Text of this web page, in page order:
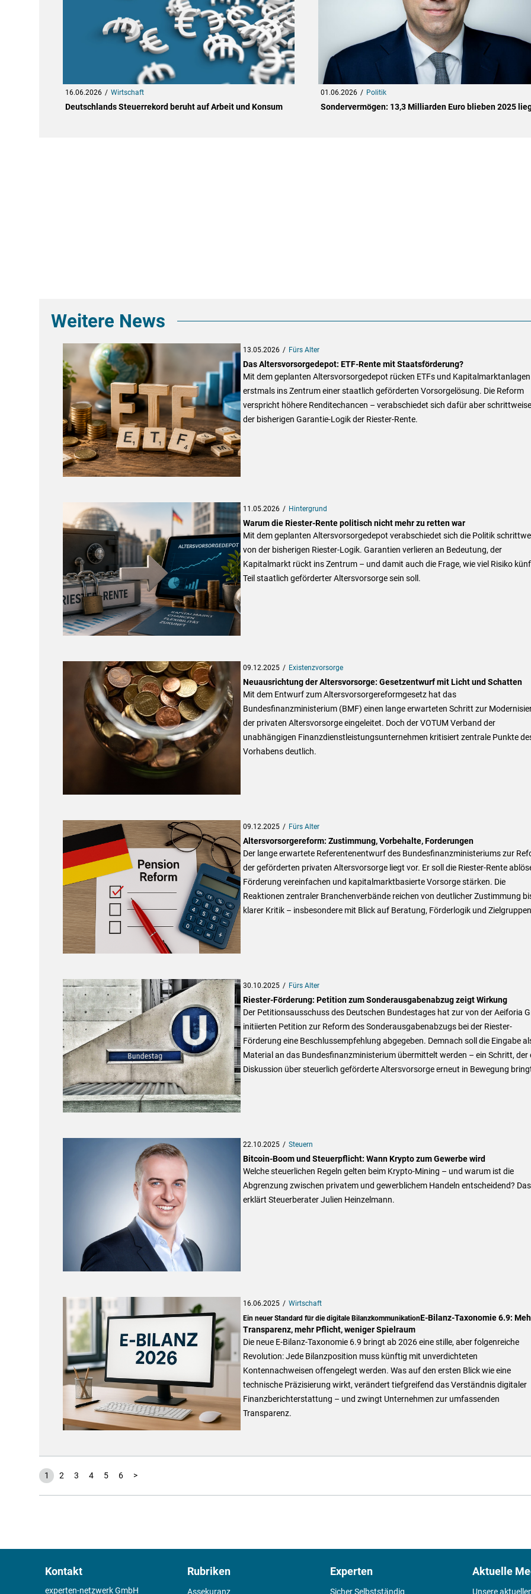
16.06.2026 Wirtschaft
Deutschlands Steuerrekord beruht auf Arbeit und Konsum
01.06.2026 Politik
Sondervermögen: 13,3 Milliarden Euro blieben 2025
Weitere News
13.05.2026 Fürs Alter
Das Altersvorsorgedepot: ETF-Rente mit Staatsförderung?
Mit dem geplanten Altersvorsorgedepot rücken ETFs und Kapitalmarktanlagen
erstmals ins Zentrum einer staatlich geförderten Vorsorgelösung. Die Reform
verspricht höhere Renditechancen – verabschiedet sich dafür aber
der bisherigen Garantie-Logik der Riester-Rente.
11.05.2026 Hintergrund
Warum die Riester-Rente politisch nicht mehr zu retten war
Mit dem geplanten Altersvorsorgedepot verabschiedet sich die Politik
von der bisherigen Riester-Logik. Garantien verlieren an Bedeutung, der
Kapitalmarkt rückt ins Zentrum – und damit auch die Frage, wie viel Risiko
Teil staatlich geförderter Altersvorsorge sein soll.
09.12.2025 Existenzvorsorge
Neuausrichtung der Altersvorsorge: Gesetzentwurf mit Licht und Schatten
Mit dem Entwurf zum Altersvorsorgereformgesetz hat das
Bundesfinanzministerium (BMF) einen lange erwarteten Schritt zur
der privaten Altersvorsorge eingeleitet. Doch der VOTUM Verband der
unabhängigen Finanzdienstleistungsunternehmen kritisiert zentrale Punkte
Vorhabens deutlich.
09.12.2025 Fürs Alter
Altersvorsorgereform: Zustimmung, Vorbehalte, Forderungen
Der lange erwartete Referentenentwurf des Bundesfinanzministeriums zur
der geförderten privaten Altersvorsorge liegt vor. Er soll die Riester-Rente
Förderung vereinfachen und kapitalmarktbasierte Vorsorge stärken. Die
Reaktionen zentraler Branchenverbände reichen von deutlicher Zustimmung
klarer Kritik – insbesondere mit Blick auf Beratung, Förderlogik und
30.10.2025 Fürs Alter
Riester-Förderung: Petition zum Sonderausgabenabzug zeigt Wirkung
Der Petitionsausschuss des Deutschen Bundestages hat zur von der Aeiforia
initiierten Petition zur Reform des Sonderausgabenabzugs bei der Riester-
Förderung eine Beschlussempfehlung abgegeben. Demnach soll die Eingabe
Material an das Bundesfinanzministerium übermittelt werden – ein Schritt, der
Diskussion über steuerlich geförderte Altersvorsorge erneut in Bewegung
22.10.2025 Steuern
Bitcoin-Boom und Steuerpflicht: Wann Krypto zum Gewerbe wird
Welche steuerlichen Regeln gelten beim Krypto-Mining – und warum ist die
Abgrenzung zwischen privatem und gewerblichem Handeln entscheidend? Das
erklärt Steuerberater Julien Heinzelmann.
16.06.2025
Wirtschaft
Ein neuer Standard für die digitale BilanzkommunikationE-Bilanz-Taxonomie 6.9:
Transparenz, mehr Pflicht, weniger Spielraum
Die neue E-Bilanz-Taxonomie 6.9 bringt ab 2026 eine stille, aber folgenreiche
Revolution: Jede Bilanzposition muss künftig mit unverdichteten
Kontennachweisen offengelegt werden. Was auf den ersten Blick wie eine
technische Präzisierung wirkt, verändert tiefgreifend das Verständnis digitaler
Finanzberichterstattung – und zwingt Unternehmen zur umfassenden
Transparenz.
1 2 3 4 5 6 >
Kontakt
experten-netzwerk GmbH
Rubriken
Assekuranz
Experten
Sicher Selbstständig
Aktuelle
Unsere